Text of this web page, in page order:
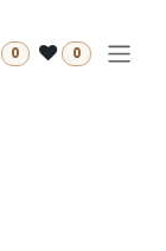
0 0